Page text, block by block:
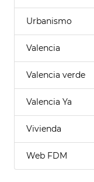
Urbanismo
Valencia
Valencia verde
Valencia Ya
Vivienda
Web FDM